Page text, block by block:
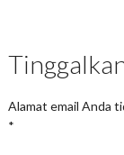
Alamat email Anda
*